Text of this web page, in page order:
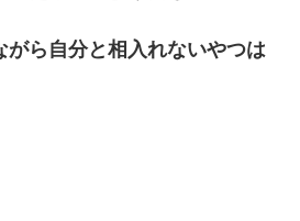
がら自分と相入れないやつは